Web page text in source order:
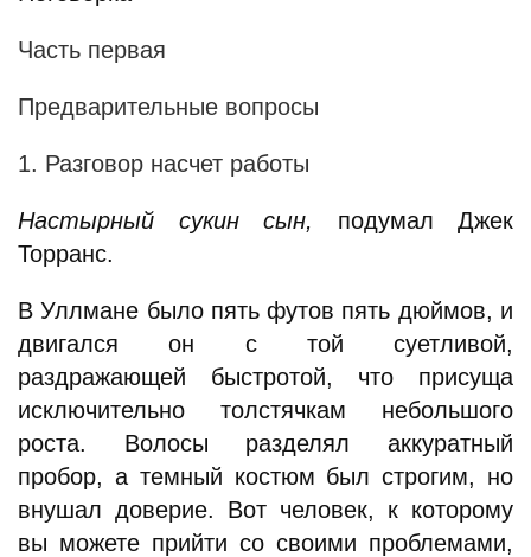
Часть первая
Предварительные вопросы
1. Разговор насчет работы
Настырный сукин сын, подумал Джек
Торранс.
В Уллмане было пять футов пять дюймов, и
двигался он с той суетливой,
раздражающей быстротой, что присуща
исключительно толстячкам небольшого
роста. Волосы разделял аккуратный
пробор, а темный костюм был строгим, но
внушал доверие. Вот человек, к которому
вы можете прийти со своими проблемами,